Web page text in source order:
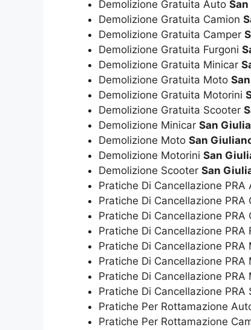
Demolizione Gratuita Auto
Demolizione Gratuita Camion
Demolizione Gratuita Camper
Demolizione Gratuita Furgoni
Demolizione Gratuita Minicar
Demolizione Gratuita Moto
Demolizione Gratuita Motorini
Demolizione Gratuita Scooter
Demolizione Minicar San
Demolizione Moto San
Demolizione Motorini San
Demolizione Scooter San
Pratiche Di Cancellazione PRA
Pratiche Di Cancellazione PRA
Pratiche Di Cancellazione PRA
Pratiche Di Cancellazione PRA
Pratiche Di Cancellazione PRA
Pratiche Di Cancellazione PRA
Pratiche Di Cancellazione PRA
Pratiche Di Cancellazione PRA
Pratiche Per Rottamazione
Pratiche Per Rottamazione